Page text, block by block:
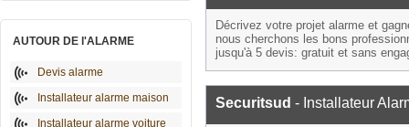
AUTOUR DE l'ALARME
Devis alarme
Installateur alarme maison
Installateur alarme voiture
Décrivez votre projet alarme et
nous cherchons les bons
jusqu'à 5 devis: gratuit et sans
Securitsud - Installateur